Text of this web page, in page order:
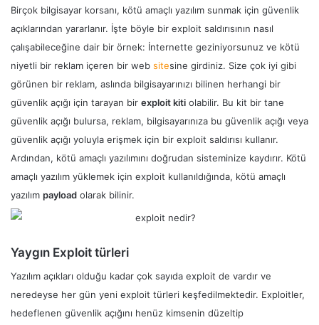
Birçok bilgisayar korsanı, kötü amaçlı yazılım sunmak için güvenlik
açıklarından yararlanır. İşte böyle bir exploit saldırısının nasıl
çalışabileceğine dair bir örnek: İnternette geziniyorsunuz ve kötü
niyetli bir reklam içeren bir web sitesine girdiniz. Size çok iyi gibi
görünen bir reklam, aslında bilgisayarınızı bilinen herhangi bir
güvenlik açığı için tarayan bir exploitkiti olabilir. Bu kit bir tane
güvenlik açığı bulursa, reklam, bilgisayarınıza bu güvenlik açığı veya
güvenlik açığı yoluyla erişmek için bir exploit saldırısı kullanır.
Ardından, kötü amaçlı yazılımını doğrudan sisteminize kaydırır. Kötü
amaçlı yazılım yüklemek için exploit kullanıldığında, kötü amaçlı
yazılım payload olarak bilinir.
Yaygın Exploit türleri
Yazılım açıkları olduğu kadar çok sayıda exploit de vardır ve
neredeyse her gün yeni exploit türleri keşfedilmektedir. Exploitler,
hedeflenen güvenlik açığını henüz kimsenin düzeltip